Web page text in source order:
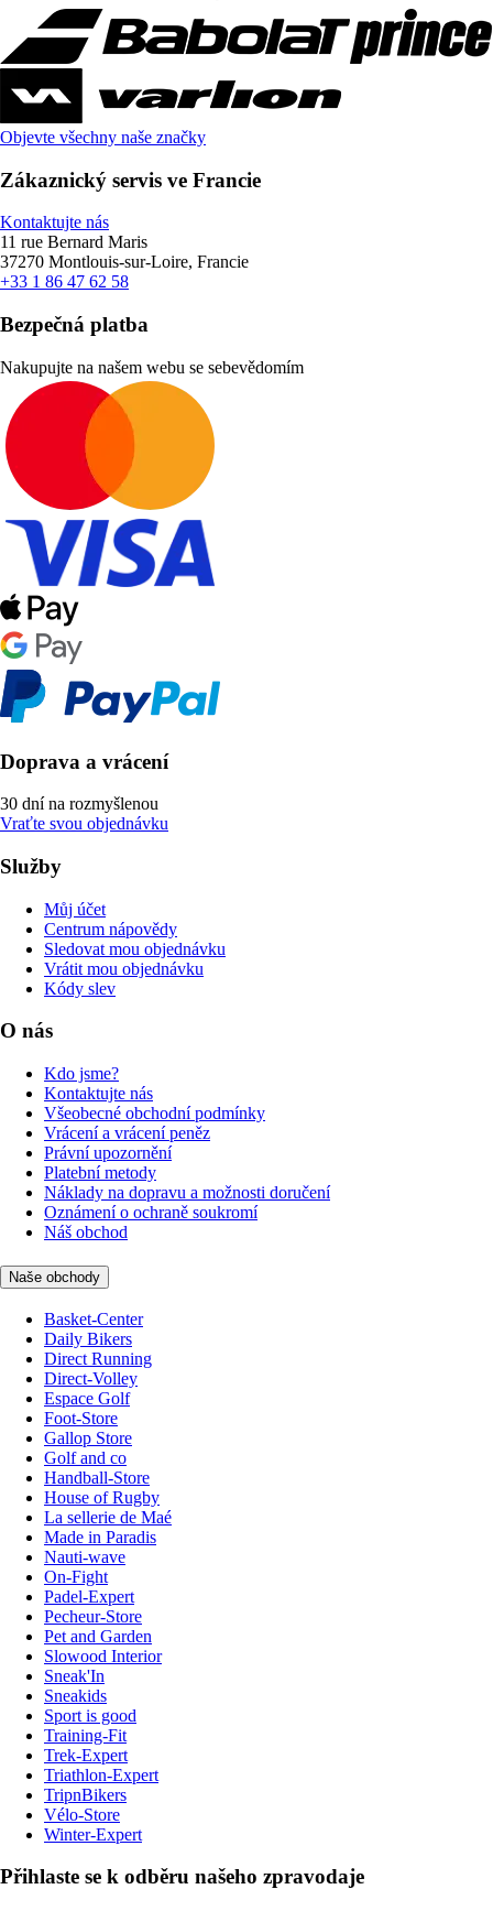
Objevte všechny naše značky
Zákaznický servis ve Francie
Kontaktujte nás
11 rue Bernard Maris
37270 Montlouis-sur-Loire, Francie
+33 1 86 47 62 58
Bezpečná platba
Nakupujte na našem webu se sebevědomím
Doprava a vrácení
30 dní na rozmyšlenou
Vraťte svou objednávku
Služby
Můj účet
Centrum nápovědy
Sledovat mou objednávku
Vrátit mou objednávku
Kódy slev
O nás
Kdo jsme?
Kontaktujte nás
Všeobecné obchodní podmínky
Vrácení a vrácení peněz
Právní upozornění
Platební metody
Náklady na dopravu a možnosti doručení
Oznámení o ochraně soukromí
Náš obchod
Naše obchody
Basket-Center
Daily Bikers
Direct Running
Direct-Volley
Espace Golf
Foot-Store
Gallop Store
Golf and co
Handball-Store
House of Rugby
La sellerie de Maé
Made in Paradis
Nauti-wave
On-Fight
Padel-Expert
Pecheur-Store
Pet and Garden
Slowood Interior
Sneak'In
Sneakids
Sport is good
Training-Fit
Trek-Expert
Triathlon-Expert
TripnBikers
Vélo-Store
Winter-Expert
Přihlaste se k odběru našeho zpravodaje